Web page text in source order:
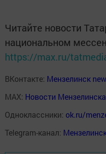
Читайте новости
национальном
https://max.ru/
ВКонтакте: Мензелинск
MAX: Новости
Одноклассники: ok.ru/
Telegram-канал: